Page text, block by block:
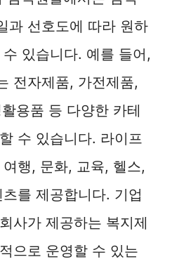
과 선호도에 따라 원하
있습니다. 예를 들어,
전자제품, 가전제품,
용품 등 다양한 카테
수 있습니다. 라이프
행, 문화, 교육, 헬스,
를 제공합니다. 기업
사가 제공하는 복지제
으로 운영할 수 있는